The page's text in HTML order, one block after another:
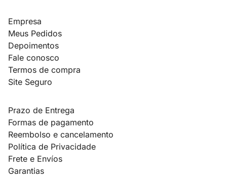
Empresa
Meus Pedidos
Depoimentos
Fale conosco
Termos de compra
Site Seguro
Prazo de Entrega
Formas de pagamento
Reembolso e cancelamento
Política de Privacidade
Frete e Envíos
Garantias